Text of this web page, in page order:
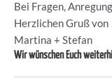
Bei Fragen,
Herzlichen Gruß von
Martina + Stefan
Wir wünschen Euch